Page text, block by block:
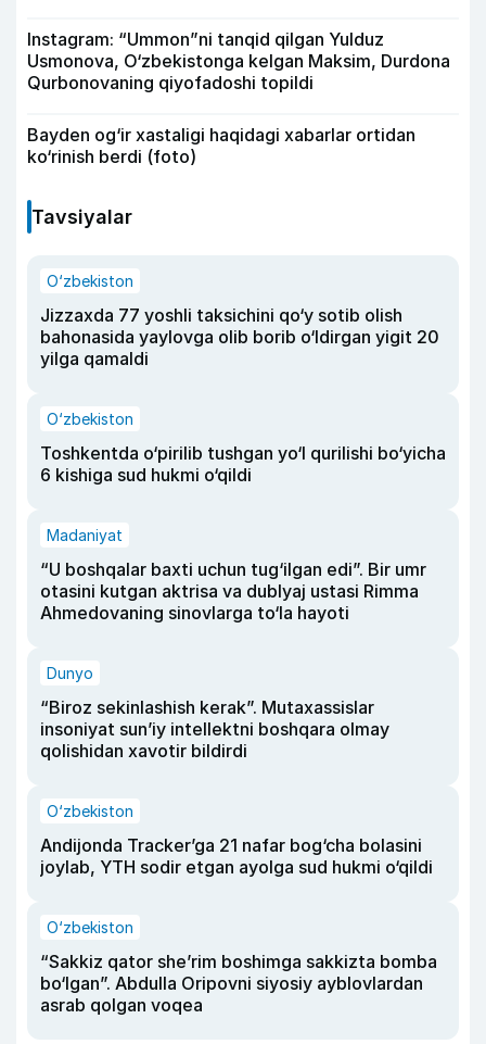
Instagram: “Ummon”ni tanqid qilgan Yulduz
Usmonova, O‘zbekistonga kelgan Maksim, Durdona
Qurbonovaning qiyofadoshi topildi
Bayden og‘ir xastaligi haqidagi xabarlar ortidan
ko‘rinish berdi (foto)
Tavsiyalar
O‘zbekiston
Jizzaxda 77 yoshli taksichini qo‘y sotib olish
bahonasida yaylovga olib borib o‘ldirgan yigit 20
yilga qamaldi
O‘zbekiston
Toshkentda o‘pirilib tushgan yo‘l qurilishi bo‘yicha
6 kishiga sud hukmi o‘qildi
Madaniyat
“U boshqalar baxti uchun tug‘ilgan edi”. Bir umr
otasini kutgan aktrisa va dublyaj ustasi Rimma
Ahmedovaning sinovlarga to‘la hayoti
Dunyo
“Biroz sekinlashish kerak”. Mutaxassislar
insoniyat sun’iy intellektni boshqara olmay
qolishidan xavotir bildirdi
O‘zbekiston
Andijonda Tracker’ga 21 nafar bog‘cha bolasini
joylab, YTH sodir etgan ayolga sud hukmi o‘qildi
O‘zbekiston
“Sakkiz qator she’rim boshimga sakkizta bomba
bo‘lgan”. Abdulla Oripovni siyosiy ayblovlardan
asrab qolgan voqea